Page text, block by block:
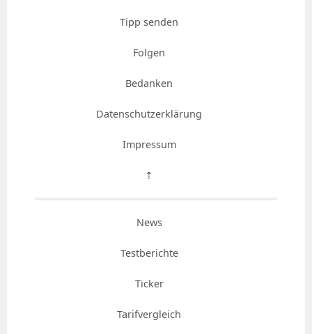
Tipp senden
Folgen
Bedanken
Datenschutzerklärung
Impressum
⇡
News
Testberichte
Ticker
Tarifvergleich